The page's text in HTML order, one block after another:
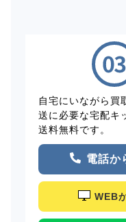
自宅にいながら買
送に必要な宅配キ
送料無料です。
電話か
WEB